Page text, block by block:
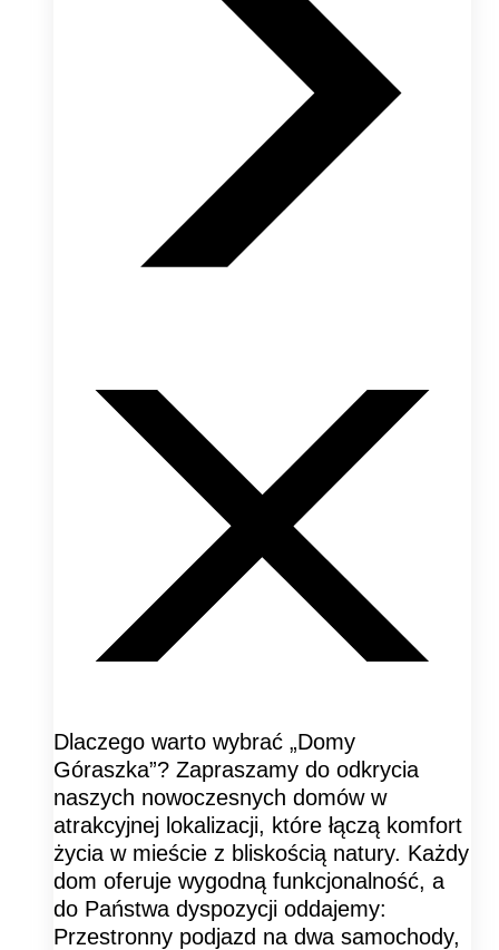
Dlaczego warto wybrać „Domy
Góraszka”? Zapraszamy do odkrycia
naszych nowoczesnych domów w
atrakcyjnej lokalizacji, które łączą komfort
życia w mieście z bliskością natury. Każdy
dom oferuje wygodną funkcjonalność, a
do Państwa dyspozycji oddajemy:
Przestronny podjazd na dwa samochody,